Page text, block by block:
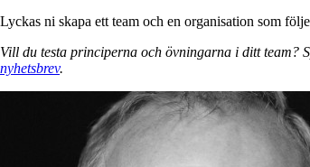
Lyckas ni skapa ett team och en organisation som
Vill du testa principerna och övningarna i ditt team?
nyhetsbrev.